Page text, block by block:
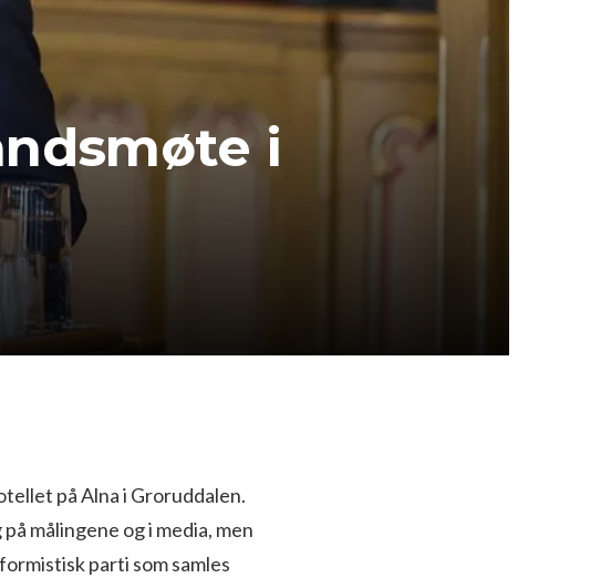
i
på Alna i Groruddalen.
målingene og i media, men
parti som samles